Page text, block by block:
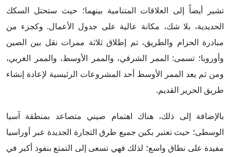
تشير أيضاً إلى العلاقات المتنامية بينهما؛ حيث ستحتل السكك
الحديدية، بلا شك، مكانة عالية على جدول الأعمال. وكجزء من
مبادرة الحزام والطريق، تم إطلاق ثلاثة ممرات نقل بين الصين
وأوروبا؛ تسمى: الممر الشرقي، والممر الأوسط، والممر الغربي،
ومن ثم يعد الممر الأوسط أحد المشروعات الرئيسية لإعادة إنشاء
طريق الحرير القديم.
بالإضافة إلى ذلك، هناك اهتمام صيني متصاعد بمنطقة آسيا
الوسطى؛ حيث تعتبر بكين جميع طرق التجارة الجديدة عبر أوراسيا
مفيدة على نطاق واسع؛ لذلك فهي تسعى إلى التمتع بنفوذ أكبر في